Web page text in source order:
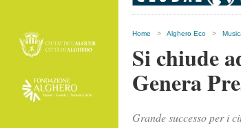
Home > Alghero Eco >
Si chiude
Genera
Grande successo per i